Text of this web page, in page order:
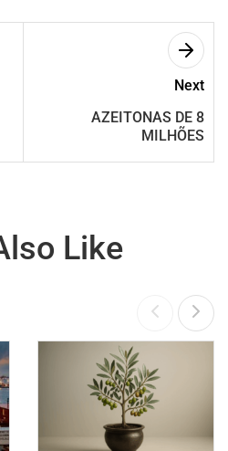
Next
AZEITONAS DE 8
MILHÕES
Like